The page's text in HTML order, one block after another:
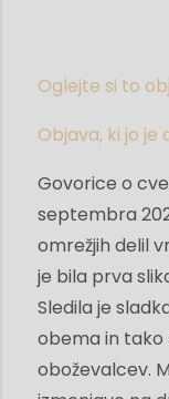
Oglejte si to
Objava, ki jo
Govorice o
septembra
omrežjih delil
je bila prva
Sledila je
obema in tako
oboževalcev.